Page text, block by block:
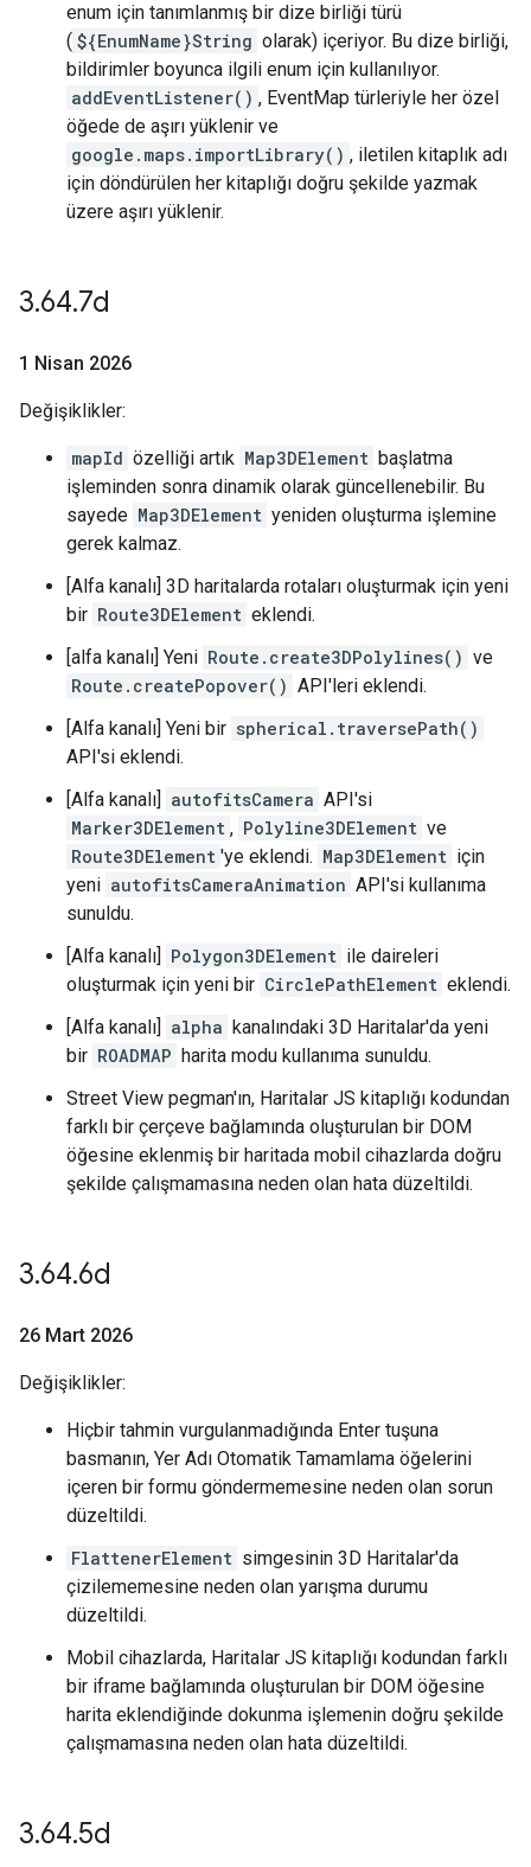
enum için tanımlanmış bir dize birliği türü
( ${EnumName}String olarak) içeriyor. Bu dize birliği,
bildirimler boyunca ilgili enum için kullanılıyor.
addEventListener() , EventMap türleriyle her özel
öğede de aşırı yüklenir ve
google.maps.importLibrary() , iletilen kitaplık adı
için döndürülen her kitaplığı doğru şekilde yazmak
üzere aşırı yüklenir.
3.64.7d
1 Nisan 2026
Değişiklikler:
mapId özelliği artık Map3DElement başlatma
işleminden sonra dinamik olarak güncellenebilir. Bu
sayede Map3DElement yeniden oluşturma işlemine
gerek kalmaz.
[Alfa kanalı] 3D haritalarda rotaları oluşturmak için yeni
bir Route3DElement eklendi.
[alfa kanalı] Yeni Route.create3DPolylines() ve
Route.createPopover() API'leri eklendi.
[Alfa kanalı] Yeni bir spherical.traversePath()
API'si eklendi.
[Alfa kanalı]
autofitsCamera API'si
Marker3DElement , Polyline3DElement ve
Route3DElement 'ye eklendi. Map3DElement için
yeni autofitsCameraAnimation API'si kullanıma
sunuldu.
[Alfa kanalı]
Polygon3DElement ile daireleri
oluşturmak için yeni bir CirclePathElement eklendi.
[Alfa kanalı]
alpha kanalındaki 3D Haritalar'da yeni
bir ROADMAP harita modu kullanıma sunuldu.
Street View pegman'ın, Haritalar JS kitaplığı kodundan
farklı bir çerçeve bağlamında oluşturulan bir DOM
öğesine eklenmiş bir haritada mobil cihazlarda doğru
şekilde çalışmamasına neden olan hata düzeltildi.
3.64.6d
26 Mart 2026
Değişiklikler:
Hiçbir tahmin vurgulanmadığında Enter tuşuna
basmanın, Yer Adı Otomatik Tamamlama öğelerini
içeren bir formu göndermemesine neden olan sorun
düzeltildi.
FlattenerElement simgesinin 3D Haritalar'da
çizilememesine neden olan yarışma durumu
düzeltildi.
Mobil cihazlarda, Haritalar JS kitaplığı kodundan farklı
bir iframe bağlamında oluşturulan bir DOM öğesine
harita eklendiğinde dokunma işlemenin doğru şekilde
çalışmamasına neden olan hata düzeltildi.
3.64.5d